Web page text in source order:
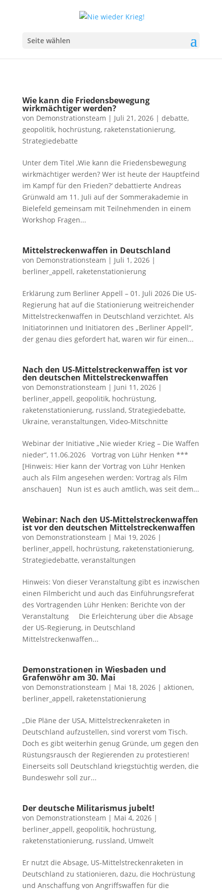
Seite wählen
Wie kann die Friedensbewegung
wirkmächtiger werden?
von Demonstrationsteam | Juli 21, 2026| debatte,
geopolitik, hochrüstung, raketenstationierung,
Strategiedebatte
Unter dem Titel ‚Wie kann die Friedensbewegung
wirkmächtiger werden? Wer ist heute der Hauptfeind
im Kampf für den Frieden?‘ debattierte Andreas
Grünwald am 11. Juli auf der Sommerakademie in
Bielefeld gemeinsam mit Teilnehmenden in einem
Workshop Fragen...
Mittelstreckenwaffen in Deutschland
von Demonstrationsteam | Juli 1, 2026|
berliner_appell, raketenstationierung
Erklärung zum Berliner Appell – 01. Juli 2026 Die US-
Regierung hat auf die Stationierung weitreichender
Mittelstreckenwaffen in Deutschland verzichtet. Als
Initiatorinnen und Initiatoren des „Berliner Appell“,
der genau dies gefordert hat, waren wir für einen...
Nach den US-Mittelstreckenwaffen ist vor
den deutschen Mittelstreckenwaffen
von Demonstrationsteam | Juni 11, 2026|
berliner_appell, geopolitik, hochrüstung,
raketenstationierung, russland, Strategiedebatte,
Ukraine, veranstaltungen, Video-Mitschnitte
Webinar der Initiative „Nie wieder Krieg – Die Waffen
nieder“, 11.06.2026 Vortrag von Lühr Henken ***
[Hinweis: Hier kann der Vortrag von Lühr Henken
auch als Film angesehen werden: Vortrag als Film
anschauen] Nun ist es auch amtlich, was seit dem...
Webinar: Nach den US-Mittelstreckenwaffen
ist vor den deutschen Mittelstreckenwaffen
von Demonstrationsteam | Mai 19, 2026|
berliner_appell, hochrüstung, raketenstationierung,
Strategiedebatte, veranstaltungen
Hinweis: Von dieser Veranstaltung gibt es inzwischen
einen Filmbericht und auch das Einführungsreferat
des Vortragenden Lühr Henken: Berichte von der
Veranstaltung Die Erleichterung über die Absage
der US-Regierung, in Deutschland
Mittelstreckenwaffen...
Demonstrationen in Wiesbaden und
Grafenwöhr am 30. Mai
von Demonstrationsteam | Mai 18, 2026| aktionen,
berliner_appell, raketenstationierung
„Die Pläne der USA, Mittelstreckenraketen in
Deutschland aufzustellen, sind vorerst vom Tisch.
Doch es gibt weiterhin genug Gründe, um gegen den
Rüstungsrausch der Regierenden zu protestieren!
Einerseits soll Deutschland kriegstüchtig werden, die
Bundeswehr soll zur...
Der deutsche Militarismus jubelt!
von Demonstrationsteam | Mai 4, 2026|
berliner_appell, geopolitik, hochrüstung,
raketenstationierung, russland, Umwelt
Er nutzt die Absage, US-Mittelstreckenraketen in
Deutschland zu stationieren, dazu, die Hochrüstung
und Anschaffung von Angriffswaffen für die